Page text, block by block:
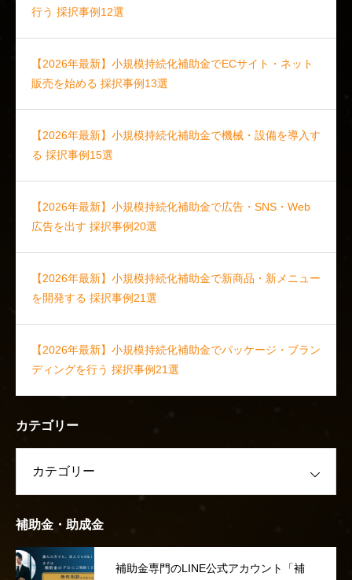
行う 採択事例12選
【2026年最新】小規模持続化補助金でECサイト・ネット
販売を始める 採択事例13選
【2026年最新】小規模持続化補助金で機械・設備を導入す
る 採択事例15選
【2026年最新】小規模持続化補助金で広告・SNS・Web
広告を出す 採択事例20選
【2026年最新】小規模持続化補助金で新商品・新メニュー
を開発する 採択事例21選
【2026年最新】小規模持続化補助金でパッケージ・ブラン
ディングを行う 採択事例21選
カテゴリー
補助金・助成金
補助金専門のLINE公式アカウント「補